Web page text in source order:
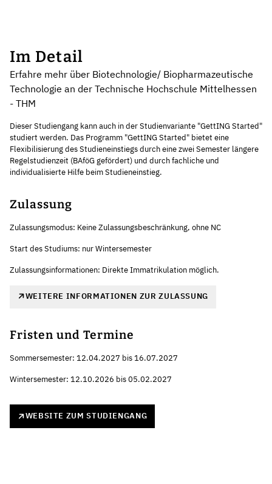
Im Detail
Erfahre mehr über Biotechnologie/ Biopharmazeutische
Technologie an der Technische Hochschule Mittelhessen
- THM
Dieser Studiengang kann auch in der Studienvariante "GettING Started"
studiert werden. Das Programm "GettING Started" bietet eine
Flexibilisierung des Studieneinstiegs durch eine zwei Semester längere
Regelstudienzeit (BAföG gefördert) und durch fachliche und
individualisierte Hilfe beim Studieneinstieg.
Zulassung
Zulassungsmodus: Keine Zulassungsbeschränkung, ohne NC
Start des Studiums: nur Wintersemester
Zulassungsinformationen: Direkte Immatrikulation möglich.
WEITERE INFORMATIONEN ZUR ZULASSUNG
Fristen und Termine
Sommersemester: 12.04.2027 bis 16.07.2027
Wintersemester: 12.10.2026 bis 05.02.2027
WEBSITE ZUM STUDIENGANG